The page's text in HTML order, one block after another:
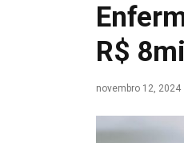
R$
novembro 12, 2024